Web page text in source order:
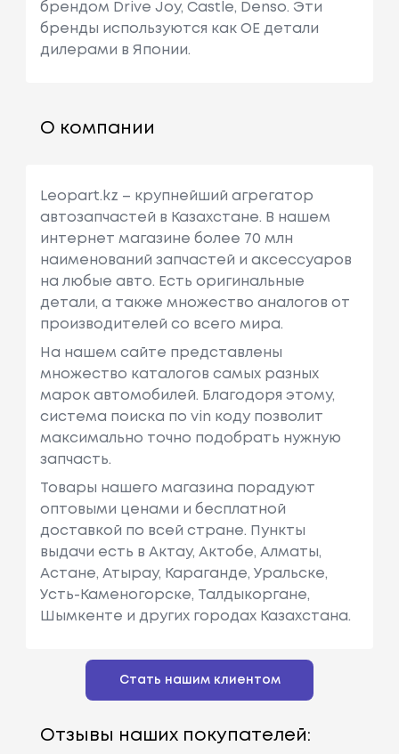
брендом Drive Joy, Castle, Denso. Эти
бренды используются как ОЕ детали
дилерами в Японии.
О компании
Leopart.kz – крупнейший агрегатор
автозапчастей в Казахстане. В нашем
интернет магазине более 70 млн
наименований запчастей и аксессуаров
на любые авто. Есть оригинальные
детали, а также множество аналогов от
производителей со всего мира.
На нашем сайте представлены
множество каталогов самых разных
марок автомобилей. Благодоря этому,
система поиска по vin коду позволит
максимально точно подобрать нужную
запчасть.
Товары нашего магазина порадуют
оптовыми ценами и бесплатной
доставкой по всей стране. Пункты
выдачи есть в Актау, Актобе, Алматы,
Астане, Атырау, Караганде, Уральске,
Усть-Каменогорске, Талдыкоргане,
Шымкенте и других городах Казахстана.
Стать нашим клиентом
Отзывы наших покупателей: